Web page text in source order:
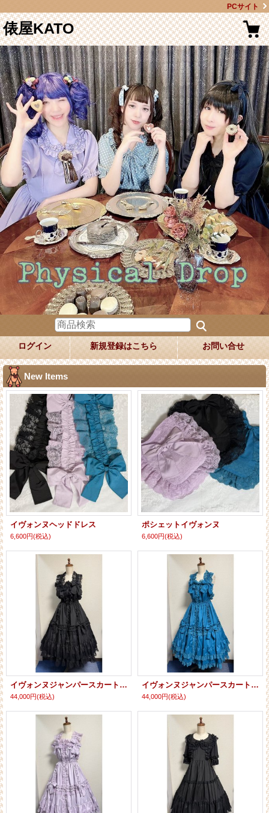
PCサイト
俵屋KATO
ログイン 新規登録はこちら お問い合せ
New Items
イヴォンヌヘッドドレス
6,600円(税込)
ポシェットイヴォンヌ
6,600円(税込)
イヴォンヌジャンパースカート【黒】
44,000円(税込)
イヴォンヌジャンパースカート【ターコイズ】
44,000円(税込)